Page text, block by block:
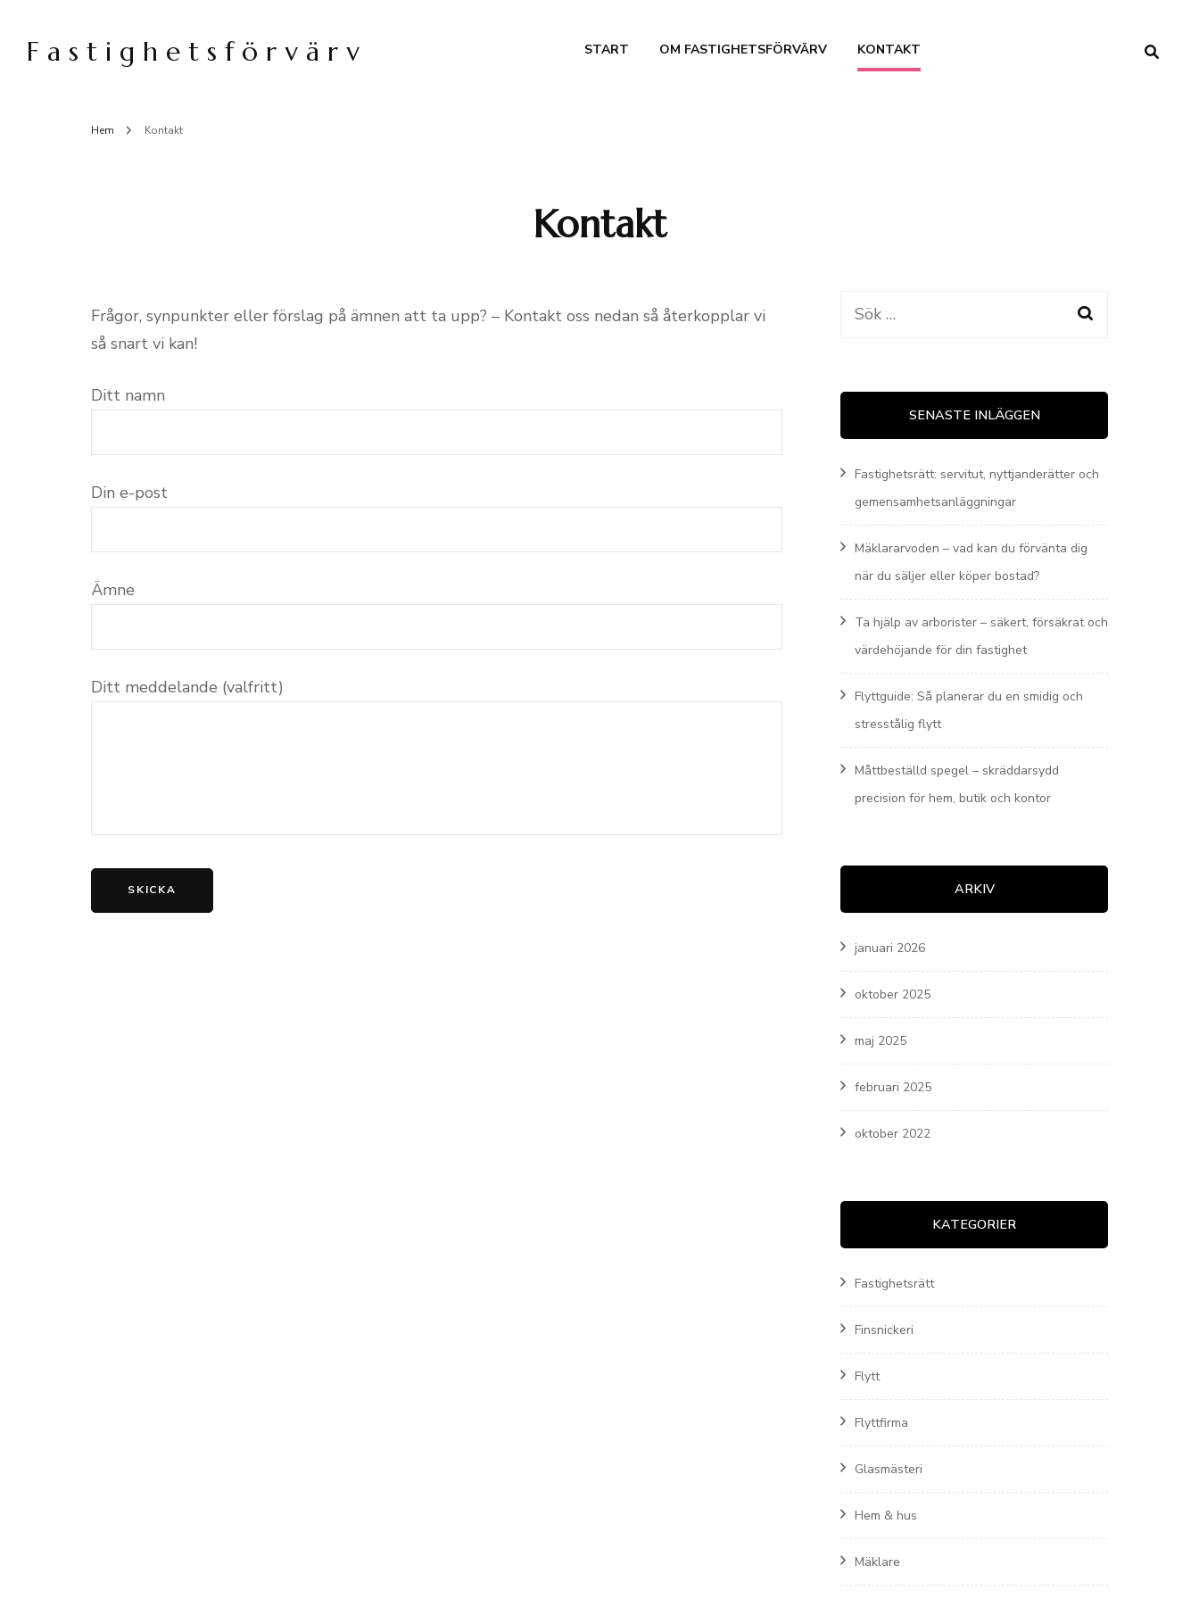
F a s t i g h e t s f ö r v ä r v START OM FASTIGHETSFÖRVÄRV KONTAKT
Hem Kontakt
Kontakt
Frågor, synpunkter eller förslag på ämnen att ta upp? – Kontakt oss nedan så återkopplar vi
så snart vi kan!
Ditt namn
Din e-post
Ämne
Ditt meddelande (valfritt)
Sök
SENASTE INLÄGGEN
Fastighetsrätt: servitut, nyttjanderätter och
gemensamhetsanläggningar
Mäklararvoden – vad kan du förvänta dig
när du säljer eller köper bostad?
Ta hjälp av arborister – säkert, försäkrat och
värdehöjande för din fastighet
Flyttguide: Så planerar du en smidig och
stresstålig flytt
Måttbeställd spegel – skräddarsydd
precision för hem, butik och kontor
ARKIV
januari 2026
oktober 2025
maj 2025
februari 2025
oktober 2022
KATEGORIER
Fastighetsrätt
Finsnickeri
Flytt
Flyttfirma
Glasmästeri
Hem & hus
Mäklare